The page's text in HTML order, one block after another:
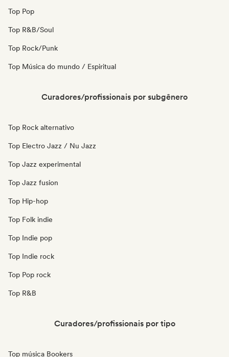
Top Pop
Top R&B/Soul
Top Rock/Punk
Top Música do mundo / Espiritual
Curadores/profissionais por subgênero
Top Rock alternativo
Top Electro Jazz / Nu Jazz
Top Jazz experimental
Top Jazz fusion
Top Hip-hop
Top Folk indie
Top Indie pop
Top Indie rock
Top Pop rock
Top R&B
Curadores/profissionais por tipo
Top música Bookers